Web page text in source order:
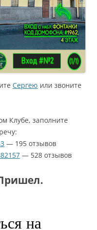
Сергею или звоните
Клубе, заполните
— 195 отзывов
— 528 отзывов